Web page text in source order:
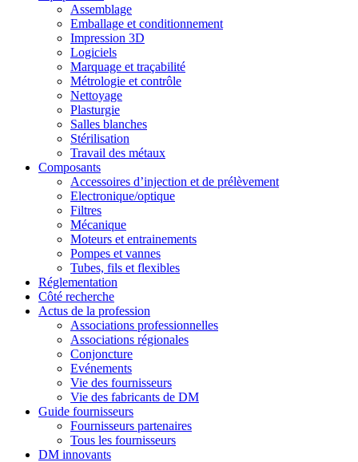
Assemblage
Emballage et conditionnement
Impression 3D
Logiciels
Marquage et traçabilité
Métrologie et contrôle
Nettoyage
Plasturgie
Salles blanches
Stérilisation
Travail des métaux
Composants
Accessoires d’injection et de prélèvement
Electronique/optique
Filtres
Mécanique
Moteurs et entrainements
Pompes et vannes
Tubes, fils et flexibles
Réglementation
Côté recherche
Actus de la profession
Associations professionnelles
Associations régionales
Conjoncture
Evénements
Vie des fournisseurs
Vie des fabricants de DM
Guide fournisseurs
Fournisseurs partenaires
Tous les fournisseurs
DM innovants